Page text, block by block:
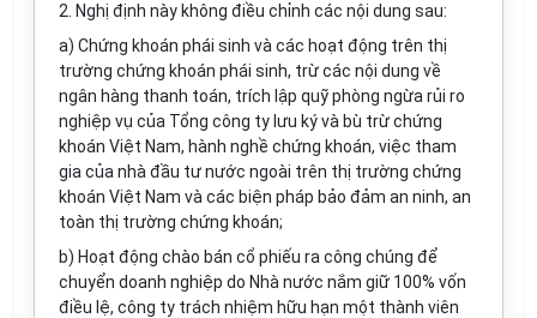
2. Nghị định này không điều chỉnh các nội dung sau:
a) Chứng khoán phái sinh và các hoạt động trên thị
trường chứng khoán phái sinh, trừ các nội dung về
ngân hàng thanh toán, trích lập quỹ phòng ngừa rủi ro
nghiệp vụ của Tổng công ty lưu ký và bù trừ chứng
khoán Việt Nam, hành nghề chứng khoán, việc tham
gia của nhà đầu tư nước ngoài trên thị trường chứng
khoán Việt Nam và các biện pháp bảo đảm an ninh, an
toàn thị trường chứng khoán;
b) Hoạt động chào bán cổ phiếu ra công chúng để
chuyển doanh nghiệp do Nhà nước nắm giữ 100% vốn
điều lệ, công ty trách nhiệm hữu hạn một thành viên